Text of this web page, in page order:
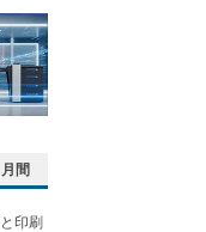
月間
印刷